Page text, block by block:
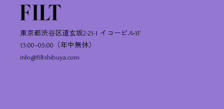
東京都渋谷区道玄坂2-21-1 イコービル1F
13:00–05:00（年中無休）
info@filtshibuya.com